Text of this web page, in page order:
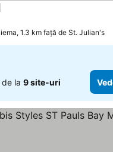
1.3 km faţă de St. Julian's
la 9 site-uri